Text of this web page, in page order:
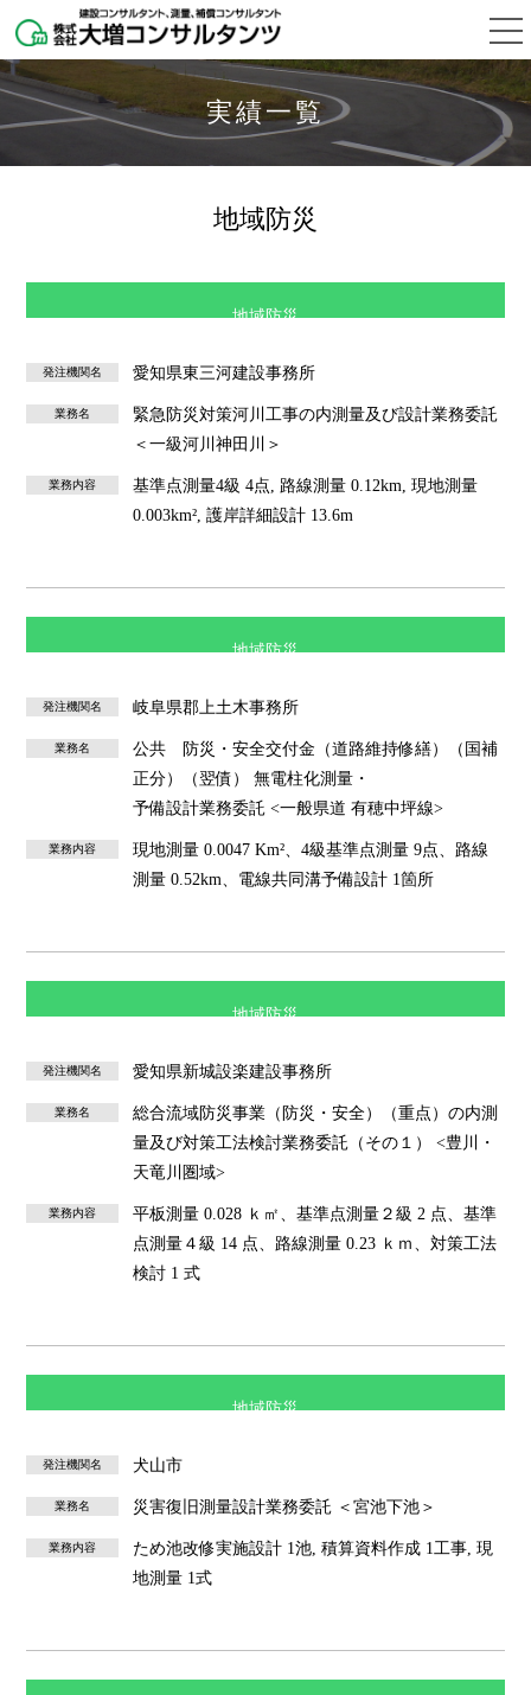
実績一覧
地域防災
地域防災
発注機関名 愛知県東三河建設事務所
業務名
緊急防災対策河川工事の内測量及び設計業務委託
＜一級河川神田川＞
業務内容
基準点測量4級 4点, 路線測量 0.12km, 現地測量
0.003km², 護岸詳細設計 13.6m
地域防災
発注機関名 岐阜県郡上土木事務所
業務名
公共 防災・安全交付金（道路維持修繕）（国補
正分）（翌債） 無電柱化測量・
予備設計業務委託 <一般県道 有穂中坪線>
業務内容
現地測量 0.0047 Km²、4級基準点測量 9点、路線
測量 0.52km、電線共同溝予備設計 1箇所
地域防災
発注機関名 愛知県新城設楽建設事務所
業務名
総合流域防災事業（防災・安全）（重点）の内測
量及び対策工法検討業務委託（その１） <豊川・
天竜川圏域>
業務内容
平板測量 0.028 ｋ㎡、基準点測量２級 2 点、基準
点測量４級 14 点、路線測量 0.23 ｋｍ、対策工法
検討 1 式
地域防災
発注機関名 犬山市
業務名 災害復旧測量設計業務委託 ＜宮池下池＞
業務内容
ため池改修実施設計 1池, 積算資料作成 1工事, 現
地測量 1式